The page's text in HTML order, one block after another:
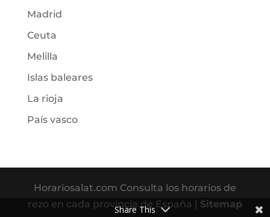
Madrid
Ceuta
Melilla
Islas baleares
La rioja
País vasco
Horariosalat.com Consulta los horarios de
rezo en cada provincia de España | Sitemap
Share This